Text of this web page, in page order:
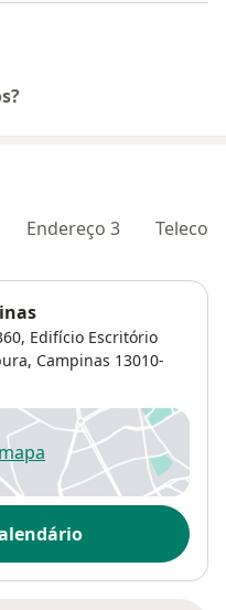
Endereço 3
Edifício Escritório
, Campinas 13010-
num novo separador